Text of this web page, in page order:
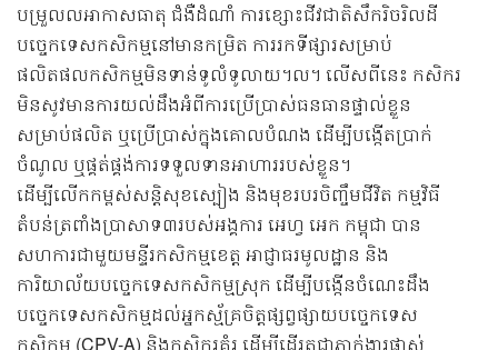
បម្រួលលអាកាសធាតុ ជំងឺដំណាំ ការខ្សោះជីវជាតិសឹករិចរិលដី
បច្ចេកទេសកសិកម្មនៅមានកម្រិត ការរកទីផ្សារសម្រាប់
ផលិតផលកសិកម្មមិនទាន់ទូលំទូលាយ។ល។ លើសពីនេះ កសិករ
មិនសូវមានការយល់ដឹងអំពីការប្រើប្រាស់ធនធានផ្ទាល់ខ្លួន
សម្រាប់ផលិត ឬប្រើប្រាស់ក្នុងគោលបំណង ដើម្បីបង្កើតប្រាក់
ចំណូល ឬផ្គត់ផ្គង់ការទទួលទានអាហាររបស់ខ្លួន។
ដើម្បីលើកកម្ពស់សន្តិសុខស្បៀង និងមុខរបរចិញ្ចឹមជីវិត កម្មវិធី
តំបន់ត្រពាំងប្រាសាទ៣របស់អង្គការ អេហ្វ អេក កម្ពុជា បាន
សហការជាមួយមន្ទីរកសិកម្មខេត្ត អាជ្ញាធរមូលដ្ឋាន និង
ការិយាល័យបច្ចេកទេសកសិកម្មស្រុក ដើម្បីបង្កើនចំណេះដឹង
បច្ចេកទេសកសិកម្មដល់អ្នកស្ម័គ្រចិត្តផ្សព្វផ្សាយបច្ចេកទេស
កសិកម្ម (CPV-A) និងកសិករគំរូ ដើម្បីដើរតួជាភ្នាក់ងារផ្លាស់